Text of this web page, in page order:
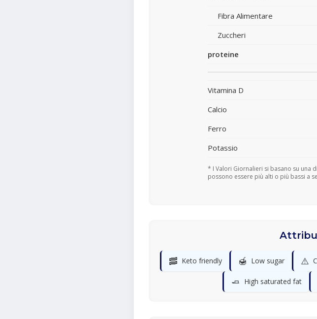
Fibra Alimentare
Zuccheri
proteine
Vitamina D
Calcio
Ferro
Potassio
* I Valori Giornalieri si basano su una
possono essere più alti o più bassi a
🥓 Keto friendly 🍯 Low sugar ⚠️
🧈 High saturated fat